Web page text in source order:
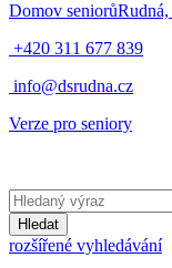
Domov seniorůRudná,
+420 311 677 839
info@dsrudna.cz
Verze pro seniory
Hledat
rozšířené vyhledávání